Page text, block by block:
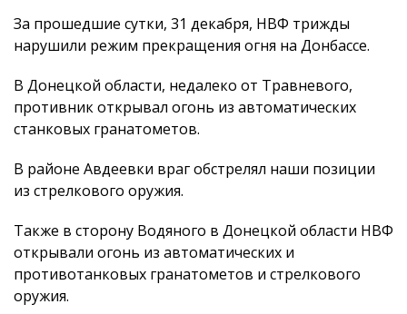
За прошедшие сутки, 31 декабря, НВФ трижды
нарушили режим прекращения огня на Донбассе.
В Донецкой области, недалеко от Травневого,
противник открывал огонь из автоматических
станковых гранатометов.
В районе Авдеевки враг обстрелял наши позиции
из стрелкового оружия.
Также в сторону Водяного в Донецкой области НВФ
открывали огонь из автоматических и
противотанковых гранатометов и стрелкового
оружия.